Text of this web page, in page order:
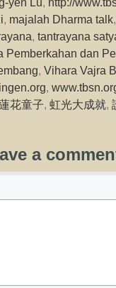
, majalah Dharma talk
, tantrayana
Pemberkahan dan
, Vihara Vajra
,
花童子, 虹光大成就,
a